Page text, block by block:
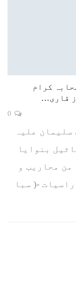
کرام
قاری…
علیہ
بنوایا
محاریب و
-( سبا